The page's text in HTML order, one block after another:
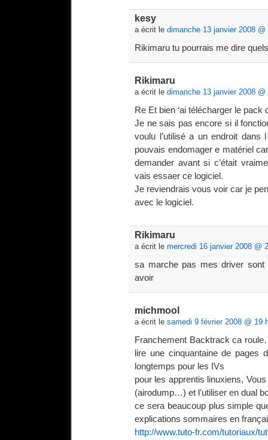
kesy
a écrit le dimanche 13 janvier 2008 @
Rikimaru tu pourrais me dire
Rikimaru
a écrit le dimanche 13 janvier 2008 @
Re Et bien ‘ai télécharger le
Je ne sais pas encore si il
voulu l’utilisé a un endroit dans
pouvais endomager e matériel
demander avant si c’était
vais essaer ce logiciel.
Je reviendrais vous voir car je
avec le logiciel.
Rikimaru
a écrit le mercredi 16 janvier 2008 @
sa marche pas mes driver
avoir
michmool
a écrit le samedi 9 février 2008 @ 19
Franchement Backtrack ca
lire une cinquantaine de pages
longtemps pour les IVs
pour les apprentis linuxiens,
(airodump…) et l’utiliser en dual
ce sera beaucoup plus simple
explications sommaires en
http://www.tuto-fr.com/tutoriaux/